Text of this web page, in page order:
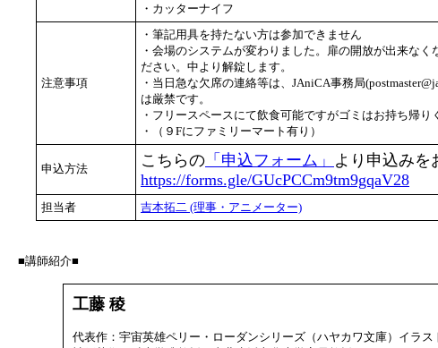
・カッターナイフ
注意事項
・筆記用具を持たない方は参加できません
・会場のシステムが変わりました。扉の開放が出来な
ださい。中より解錠します。
・当日急な欠席の連絡等は、JAniCA事務局
は厳禁です。
・フリースペースにて飲食可能ですがゴミはお持ち帰り
・（９Fにファミリーマート有り）
申込方法 こちらの 「申込フォーム」 より申込みを
https://forms.gle/GUcPCCm9tm9gqaV28
担当者 吉本拓二 (理事・アニメーター)
■講師紹介■
工藤 稜
代表作：宇宙英雄ペリー・ローダンシリーズ（ハヤカワ文庫）イラス